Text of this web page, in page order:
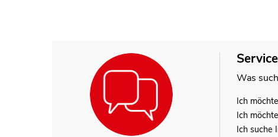
Was
Ich
Ich
Ich suche